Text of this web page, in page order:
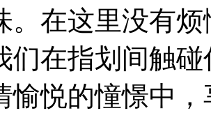
。在这里没有
们在指划间触
愉悦的憧憬中